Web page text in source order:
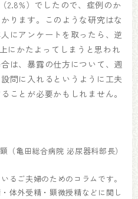
2.8%）でしたので、症例のか
ります。このような研究はな
にアンケートを取ったら、逆
かたよってしまうと思われ
は、暴露の仕方について、週
問に入れるというように工夫
ことが必要かもしれません。
（亀田総合病院 泌尿器科部長）
るご夫婦のためのコラムです。
体外受精・顕微授精などに関し